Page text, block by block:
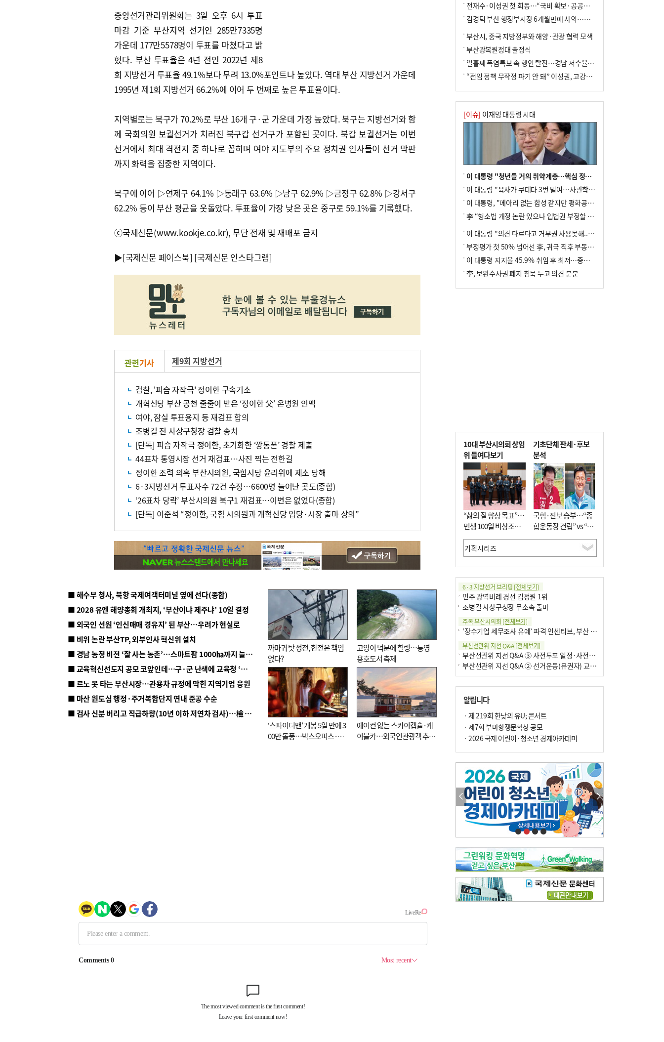
중앙선거관리위원회는 3일 오후 6시 투표
마감 기준 부산지역 선거인 285만7335명
가운데 177만5578명이 투표를 마쳤다고 밝
혔다. 부산 투표율은 4년 전인 2022년 제8
회 지방선거 투표율 49.1%보다 무려 13.0%포인트나 높았다. 역대 부산 지방선거 가운데
1995년 제1회 지방선거 66.2%에 이어 두 번째로 높은 투표율이다.
지역별로는 북구가 70.2%로 부산 16개 구·군 가운데 가장 높았다. 북구는 지방선거와 함
께 국회의원 보궐선거가 치러진 북구갑 선거구가 포함된 곳이다. 북갑 보궐선거는 이번
선거에서 최대 격전지 중 하나로 꼽히며 여야 지도부의 주요 정치권 인사들이 선거 막판
까지 화력을 집중한 지역이다.
북구에 이어 ▷연제구 64.1% ▷동래구 63.6% ▷남구 62.9% ▷금정구 62.8% ▷강서구
62.2% 등이 부산 평균을 웃돌았다. 투표율이 가장 낮은 곳은 중구로 59.1%를 기록했다.
ⓒ국제신문(www.kookje.co.kr), 무단 전재 및 재배포 금지
▶[국제신문 페이스북] [국제신문 인스타그램]
관련기사 제9회 지방선거
검찰, '피습 자작극' 정이한 구속기소
개혁신당 부산 공천 줄줄이 받은 ‘정이한 父’ 온병원 인맥
여야, 잠실 투표용지 등 재검표 합의
조병길 전 사상구청장 검찰 송치
[단독] 피습 자작극 정이한, 초기화한 ‘깡통폰’ 경찰 제출
44표차 통영시장 선거 재검표…사진 찍는 전한길
정이한 조력 의혹 부산시의원, 국힘시당 윤리위에 제소 당해
6·3지방선거 투표자수 72건 수정…6600명 늘어난 곳도(종합)
‘26표차 당락’ 부산시의원 북구1 재검표…이변은 없었다(종합)
[단독] 이준석 “정이한, 국힘 시의원과 개혁신당 입당·시장 출마 상의”
■ 해수부 청사, 북항 국제여객터미널 옆에 선다(종합)
■ 2028 유엔 해양총회 개최지, ‘부산이냐 제주냐’ 10일 결정
■ 외국인 선원 ‘인신매매 경유지’ 된 부산…우려가 현실로
■ 비위 논란 부산TP, 외부인사 혁신위 설치
■ 경남 농정 비전 ‘잘 사는 농촌’…스마트팜 1000㏊까지 늘린다
■ 교육혁신선도지 공모 코앞인데…구·군 난색에 교육청 ‘쩔쩔’
■ 르노 못 타는 부산시장…관용차 규정에 막힌 지역기업 응원
■ 마산 원도심 행정·주거복합단지 연내 준공 수순
■ 검사 신분 버리고 직급하향(10년 이하 저연차 검사)…檢 중수청행 기피
까마귀 탓 정전, 한전은 책임
없다?
고양이 덕분에 힐링…통영
용호도서 축제
‘스파이더맨’ 개봉 5일 만에 3
00만 돌풍…박스오피스·예
에어컨 없는 스카이캡슐·케
이블카…외국인관광객 추억
전재수·이성권 첫 회동…“국비 확보·공공기관 이전 협력”
김경덕 부산 행정부시장 6개월만에 사의…후임 인선 촉각
부산시, 중국 지방정부와 해양·관광 협력 모색
부산광복원정대 출정식
열흘째 폭염특보 속 행인 탈진…경남 저수율 평년의 절반
“전임 정책 무작정 파기 안 돼” 이성권, 고강도 ‘전재수 견제’ 예고
[이슈] 이재명 대통령 시대
이 대통령 "청년들 거의 취약계층…핵심 정책 재편""
이 대통령 "육사가 쿠데타 3번 벌여…사관학교 통합 신속히 추진"
이 대통령, "메아리 없는 함성 같지만 평화공존책 계속해야"
李 “형소법 개정 논란 있으나 입법권 부정할 만큼은 아냐”(종합)
이 대통령 "의견 다르다고 거부권 사용못해.. 입법권 부정할 상황이라 보기 어려워"
부정평가 첫 50% 넘어선 李, 귀국 직후 부동산·증시 점검(종합)
이 대통령 지지율 45.9% 취임 후 최저…증시 폭락·연임 개헌 논란 영향
李, 보완수사권 폐지 침묵 두고 의견 분분
10대 부산시의회 상임
위 들여다보기
“삶의 질 향상 목표”…
민생 100일 비상조치
면밀 심사
기초단체 판세·후보
분석
국힘·진보 승부…“종
합운동장 건립” vs “출
근 공공버스 도입”
6·3 지방선거 브리핑 [전체보기]
민주 광역비례 경선 김정원 1위
조병길 사상구청장 무소속 출마
주목 부산시의회 [전체보기]
‘장수기업 세무조사 유예’ 파격 인센티브, 부산 유출 막을까
부산선관위 지선 Q&A[전체보기]
부산선관위 지선 Q&A ③ 사전투표 일정·사전투표함 보관
부산선관위 지선 Q&A ② 선거운동(유권자) 교육감투표용지
알립니다
· 제 219회 한낮의 유U; 콘서트
· 제7회 부마항쟁문학상 공모
· 2026 국제 어린이·청소년 경제아카데미